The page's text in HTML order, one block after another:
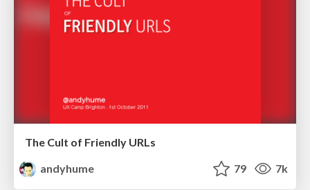
The Cult of Friendly URLs
andyhume
79 7k